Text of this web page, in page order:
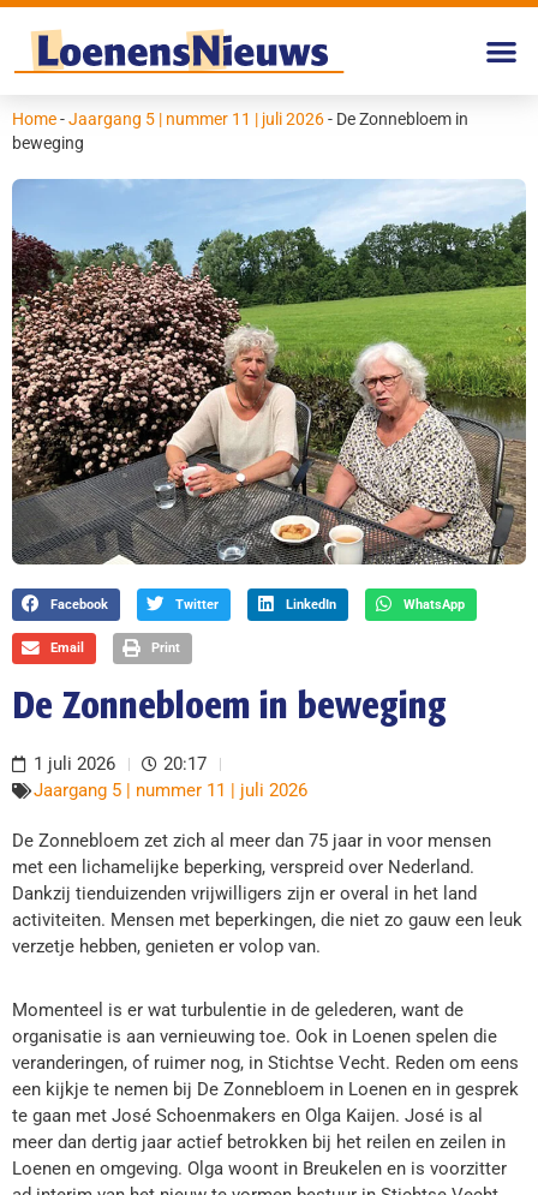
Home-Jaargang 5 | nummer 11 | juli 2026- De Zonnebloem in
beweging
Facebook Twitter LinkedIn WhatsApp
Email Print
De Zonnebloem in beweging
1 juli 2026
20:17
Jaargang 5 | nummer 11 | juli 2026
De Zonnebloem zet zich al meer dan 75 jaar in voor mensen
met een lichamelijke beperking, verspreid over Nederland.
Dankzij tienduizenden vrijwilligers zijn er overal in het land
activiteiten. Mensen met beperkingen, die niet zo gauw een leuk
verzetje hebben, genieten er volop van.
Momenteel is er wat turbulentie in de gelederen, want de
organisatie is aan vernieuwing toe. Ook in Loenen spelen die
veranderingen, of ruimer nog, in Stichtse Vecht. Reden om eens
een kijkje te nemen bij De Zonnebloem in Loenen en in gesprek
te gaan met José Schoenmakers en Olga Kaijen. José is al
meer dan dertig jaar actief betrokken bij het reilen en zeilen in
Loenen en omgeving. Olga woont in Breukelen en is voorzitter